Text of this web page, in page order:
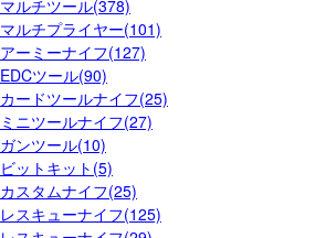
マルチツール(378)
マルチプライヤー(101)
アーミーナイフ(127)
EDCツール(90)
カードツールナイフ(25)
ミニツールナイフ(27)
ガンツール(10)
ビットキット(5)
カスタムナイフ(25)
レスキューナイフ(125)